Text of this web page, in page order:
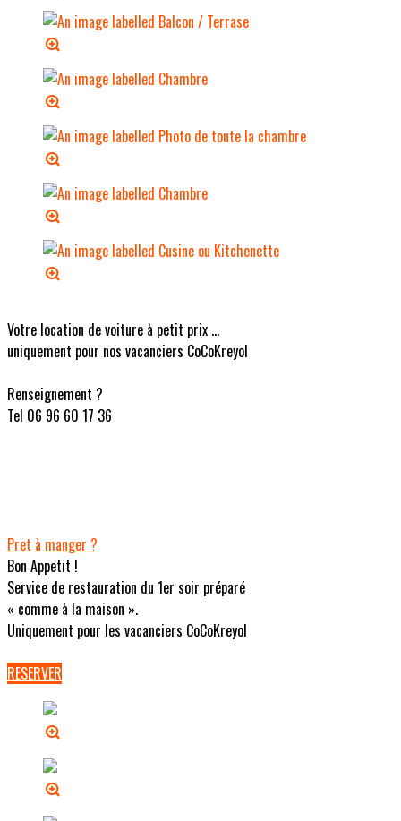
Votre location de voiture à petit prix ...
uniquement pour nos vacanciers CoCoKreyol
Renseignement ?
Tel 06 96 60 17 36
Pret à manger ?
Bon Appetit !
Service de restauration du 1er soir préparé
« comme à la maison ».
Uniquement pour les vacanciers CoCoKreyol
RESERVER